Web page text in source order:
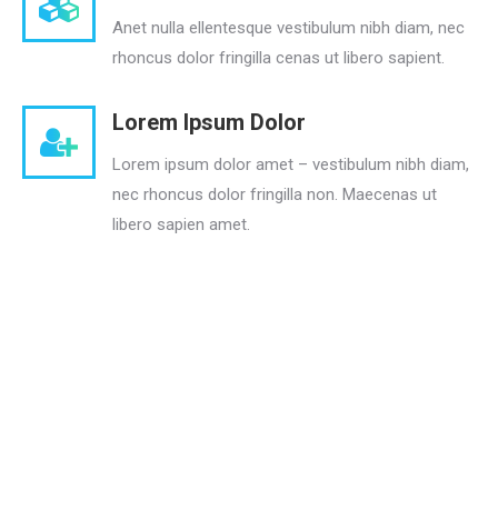
Anet nulla ellentesque vestibulum nibh diam, nec
rhoncus dolor fringilla cenas ut libero sapient.
Lorem Ipsum Dolor
Lorem ipsum dolor amet – vestibulum nibh diam,
nec rhoncus dolor fringilla non. Maecenas ut
libero sapien amet.